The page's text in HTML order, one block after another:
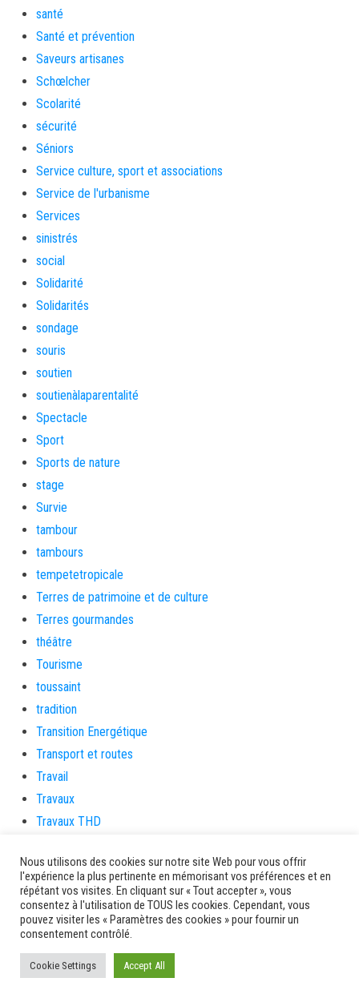
santé
Santé et prévention
Saveurs artisanes
Schœlcher
Scolarité
sécurité
Séniors
Service culture, sport et associations
Service de l'urbanisme
Services
sinistrés
social
Solidarité
Solidarités
sondage
souris
soutien
soutienàlaparentalité
Spectacle
Sport
Sports de nature
stage
Survie
tambour
tambours
tempetetropicale
Terres de patrimoine et de culture
Terres gourmandes
théâtre
Tourisme
toussaint
tradition
Transition Energétique
Transport et routes
Travail
Travaux
Travaux THD
TSUNAMI
TZCLD
uncategorized
Venir en Martinique
Video
vidététladjéko
Nous utilisons des cookies sur notre site Web pour vous offrir
l'expérience la plus pertinente en mémorisant vos préférences et en
répétant vos visites. En cliquant sur « Tout accepter », vous
consentez à l'utilisation de TOUS les cookies. Cependant, vous
pouvez visiter les « Paramètres des cookies » pour fournir un
consentement contrôlé.
Cookie Settings Accept All